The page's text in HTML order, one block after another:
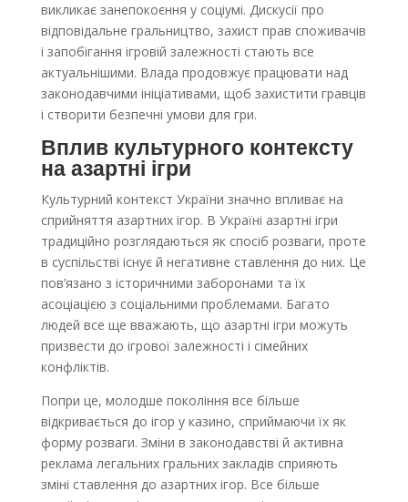
викликає занепокоєння у соціумі. Дискусії про
відповідальне гральництво, захист прав споживачів
і запобігання ігровій залежності стають все
актуальнішими. Влада продовжує працювати над
законодавчими ініціативами, щоб захистити гравців
і створити безпечні умови для гри.
Вплив культурного контексту
на азартні ігри
Культурний контекст України значно впливає на
сприйняття азартних ігор. В Україні азартні ігри
традиційно розглядаються як спосіб розваги, проте
в суспільстві існує й негативне ставлення до них. Це
пов’язано з історичними заборонами та їх
асоціацією з соціальними проблемами. Багато
людей все ще вважають, що азартні ігри можуть
призвести до ігрової залежності і сімейних
конфліктів.
Попри це, молодше покоління все більше
відкривається до ігор у казино, сприймаючи їх як
форму розваги. Зміни в законодавстві й активна
реклама легальних гральних закладів сприяють
зміні ставлення до азартних ігор. Все більше